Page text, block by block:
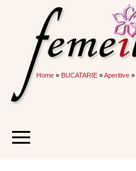
Home » BUCATARIE »Aperitive »